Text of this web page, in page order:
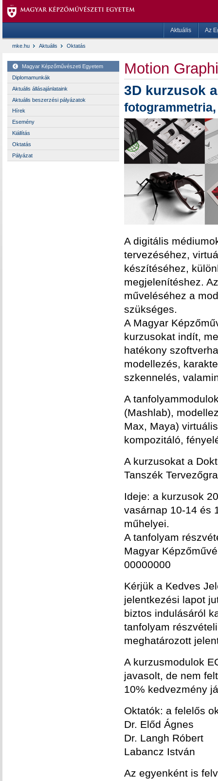
Aktuális Az
mke.hu Aktuális Oktatás
Magyar Képzőművészeti Egyetem
Diplomamunkák
Aktuális állásajánlataink
Aktuális beszerzési pályázatok
Hírek
Esemény
Kiállítás
Oktatás
Pályázat
Motion
3D kurzusok
A digitális
tervezéséhez,
készítéséhez,
megjelenítéshez.
műveléséhez a
szükséges.
A Magyar
kurzusokat indít,
hatékony
modellezés,
szkennelés,
A
(Mashlab),
Max, Maya)
kompozitáló,
A kurzusokat a
Tanszék
Ideje: a kurzusok
vasárnap 10-14 és
műhelyei.
A tanfolyam
Magyar
00000000
Kérjük a Kedves
jelentkezési lapot
biztos indulásáról
tanfolyam
meghatározott
A kurzusmodulok
javasolt, de nem
10% kedvezmény
Oktatók: a felelős
Dr. Előd Ágnes
Dr. Langh Róbert
Labancz István
Az egyenként is